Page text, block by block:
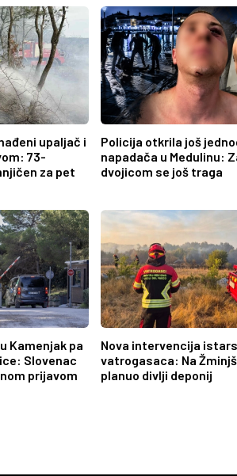
upaljač i
73-
za pet
Policija otkrila još
napadača u Medulinu:
dvojicom se još traga
Kamenjak pa
Slovenac
prijavom
Nova intervencija
vatrogasaca: Na
planuo divlji deponij